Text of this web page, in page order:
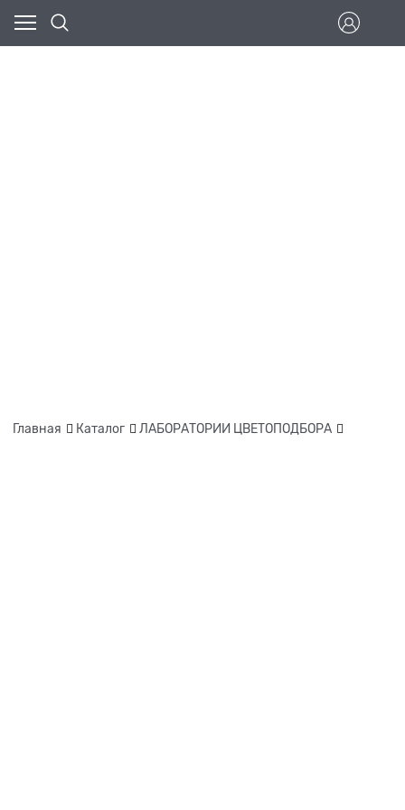
Главная Каталог ЛАБОРАТОРИИ ЦВЕТОПОДБОРА